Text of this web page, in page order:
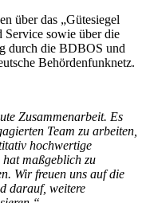
über das „Gütesiegel
sowie über die
durch die BDBOS und
Behördenfunknetz.
Zusammenarbeit. Es
Team zu arbeiten,
hochwertige
maßgeblich zu
Wir freuen uns auf die
darauf, weitere